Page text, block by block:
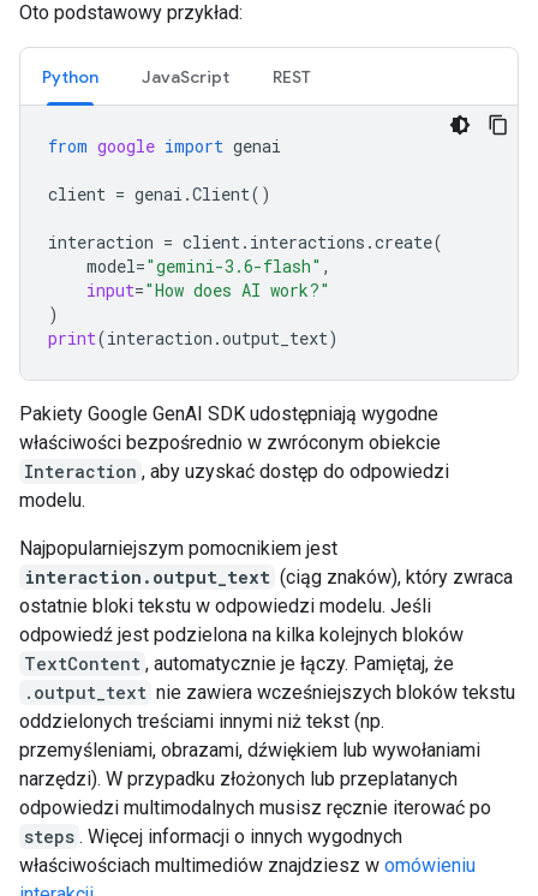
Oto podstawowy przykład:
Python JavaScript REST
from google import genai
client = genai .Client()
interaction = client. interactions .create(
model="gemini-3.6-flash" ,
input="How does AI work?"
)
print(interaction .output_text)
Pakiety Google GenAI SDK udostępniają wygodne
właściwości bezpośrednio w zwróconym obiekcie
Interaction , aby uzyskać dostęp do odpowiedzi
modelu.
Najpopularniejszym pomocnikiem jest
interaction.output_text (ciąg znaków), który zwraca
ostatnie bloki tekstu w odpowiedzi modelu. Jeśli
odpowiedź jest podzielona na kilka kolejnych bloków
TextContent , automatycznie je łączy. Pamiętaj, że
.output_text nie zawiera wcześniejszych bloków tekstu
oddzielonych treściami innymi niż tekst (np.
przemyśleniami, obrazami, dźwiękiem lub wywołaniami
narzędzi). W przypadku złożonych lub przeplatanych
odpowiedzi multimodalnych musisz ręcznie iterować po
steps . Więcej informacji o innych wygodnych
właściwościach multimediów znajdziesz w omówieniu